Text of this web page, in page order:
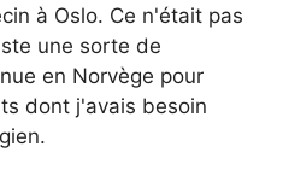
à Oslo. Ce n'était pas
une sorte de
en Norvège pour
dont j'avais besoin